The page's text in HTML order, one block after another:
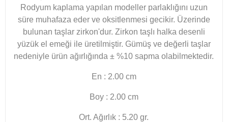
Rodyum kaplama yapılan modeller parlaklığını uzun
süre muhafaza eder ve oksitlenmesi gecikir. Üzerinde
bulunan taşlar zirkon'dur. Zirkon taşlı halka desenli
yüzük el emeği ile üretilmiştir. Gümüş ve değerli taşlar
nedeniyle ürün ağırlığında ± %10 sapma olabilmektedir.
En : 2.00 cm
Boy : 2.00 cm
Ort. Ağırlık : 5.20 gr.